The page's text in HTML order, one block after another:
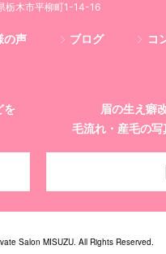
栃木市平柳町1-14-16
の声 ブログ コ
を
眉の生え癖
毛流れ・産毛の
Salon MISUZU. All Rights Reserved.